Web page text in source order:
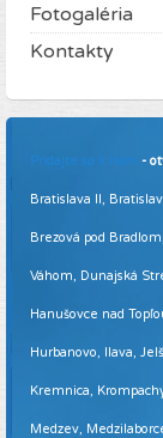
Fotogaléria
Kontakty
Pridajte sa k nám -
Bratislava II,
Brezová pod
Váhom, Dunajská
Hanušovce nad
Hurbanovo, Ilava,
Kremnica,
Medzev,